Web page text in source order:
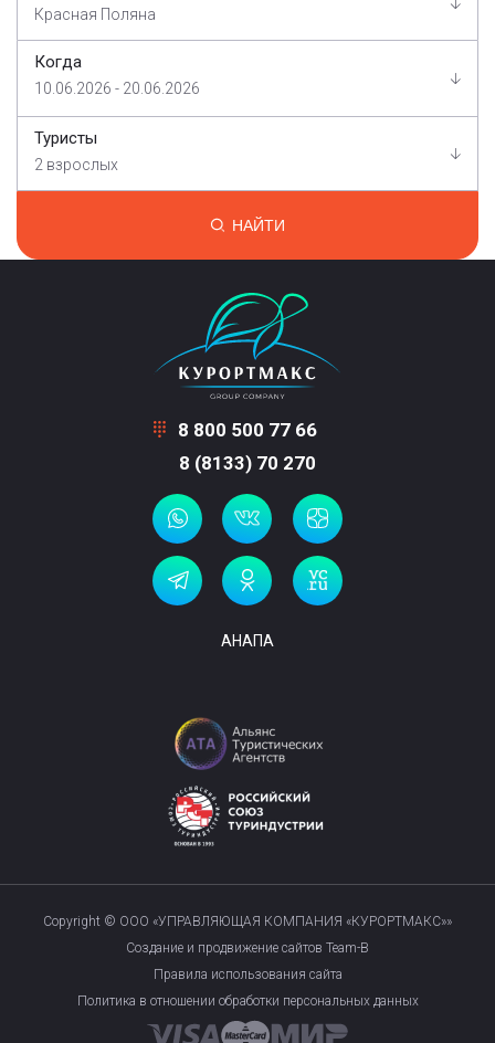
Красная Поляна
Когда
10.06.2026 - 20.06.2026
Туристы
2 взрослых
НАЙТИ
8 800 500 77 66
8 (8133) 70 270
АНАПА
Copyright © ООО «УПРАВЛЯЮЩАЯ КОМПАНИЯ «КУРОРТМАКС»»
Создание и продвижение сайтов Team-B
Правила использования сайта
Политика в отношении обработки персональных данных